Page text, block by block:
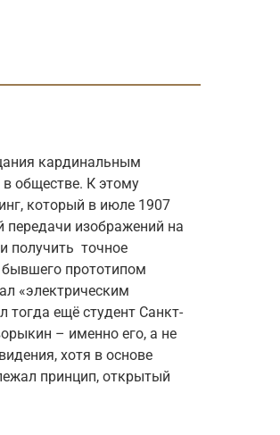
кардинальным
обществе. К этому
который в июле 1907
передачи изображений на
получить точное
бывшего прототипом
«электрическим
тогда ещё студент Санкт-
– именно его, а не
хотя в основе
принцип, открытый